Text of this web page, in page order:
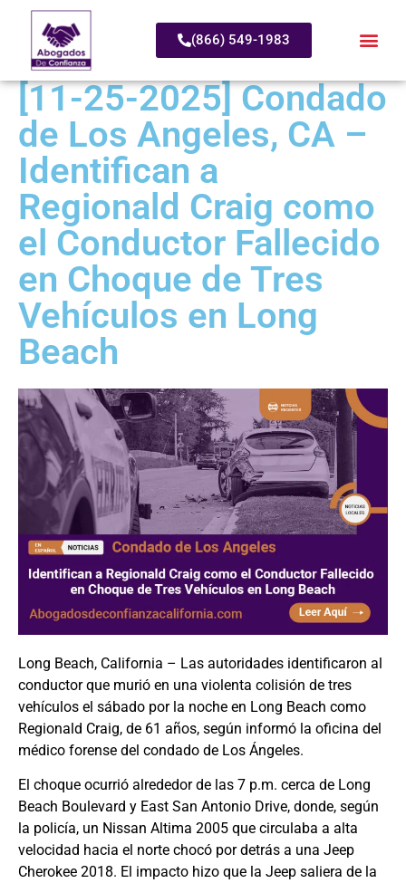
(866) 549-1983
[11-25-2025] Condado
de Los Angeles, CA –
Identifican a
Regionald Craig como
el Conductor Fallecido
en Choque de Tres
Vehículos en Long
Beach
Long Beach, California – Las autoridades identificaron al
conductor que murió en una violenta colisión de tres
vehículos el sábado por la noche en Long Beach como
Regionald Craig, de 61 años, según informó la oficina del
médico forense del condado de Los Ángeles.
El choque ocurrió alrededor de las 7 p.m. cerca de Long
Beach Boulevard y East San Antonio Drive, donde, según
la policía, un Nissan Altima 2005 que circulaba a alta
velocidad hacia el norte chocó por detrás a una Jeep
Cherokee 2018. El impacto hizo que la Jeep saliera de la